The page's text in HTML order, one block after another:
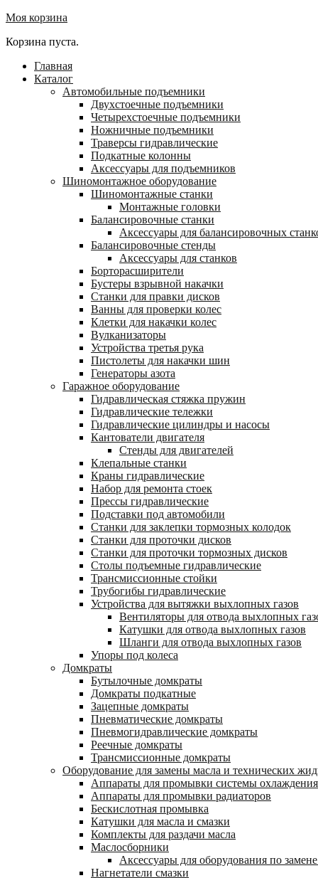
Моя корзина
Корзина пуста.
Главная
Каталог
Автомобильные подъемники
Двухстоечные подъемники
Четырехстоечные подъемники
Ножничные подъемники
Траверсы гидравлические
Подкатные колонны
Аксессуары для подъемников
Шиномонтажное оборудование
Шиномонтажные станки
Монтажные головки
Балансировочные станки
Аксессуары для балансировочных
Балансировочные стенды
Аксессуары для станков
Борторасширители
Бустеры взрывной накачки
Станки для правки дисков
Ванны для проверки колес
Клетки для накачки колес
Вулканизаторы
Устройства третья рука
Пистолеты для накачки шин
Генераторы азота
Гаражное оборудование
Гидравлическая стяжка пружин
Гидравлические тележки
Гидравлические цилиндры и насосы
Кантователи двигателя
Стенды для двигателей
Клепальные станки
Краны гидравлические
Набор для ремонта стоек
Прессы гидравлические
Подставки под автомобили
Станки для заклепки тормозных колодок
Станки для проточки дисков
Станки для проточки тормозных дисков
Столы подъемные гидравлические
Трансмиссионные стойки
Трубогибы гидравлические
Устройства для вытяжки выхлопных газов
Вентиляторы для отвода выхлопных
Катушки для отвода выхлопных газов
Шланги для отвода выхлопных газов
Упоры под колеса
Домкраты
Бутылочные домкраты
Домкраты подкатные
Зацепные домкраты
Пневматические домкраты
Пневмогидравлические домкраты
Реечные домкраты
Трансмиссионные домкраты
Оборудование для замены масла и технических
Аппараты для промывки системы охлаждения
Аппараты для промывки радиаторов
Бескислотная промывка
Катушки для масла и смазки
Комплекты для раздачи масла
Маслосборники
Аксессуары для оборудования по
Нагнетатели смазки